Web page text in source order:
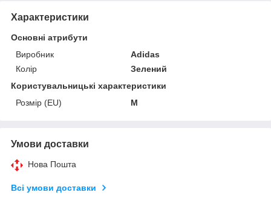
Характеристики
Основні атрибути
Виробник
Adidas
Колір
Зелений
Користувальницькі характеристики
Розмір (EU)
M
Умови доставки
Нова Пошта
Всі умови доставки